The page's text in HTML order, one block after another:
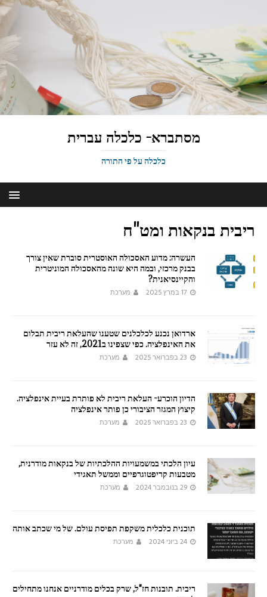
מסתברא- כלכלה עברית
כלכלה על פי התורה
ריבית בנקאות ומט"ח
העשרה: מדוע האסכולה האוסטרית סוברת שאין צורך
בבנק מרכזי, ובמה היא שונה מהאסכולה המוניטרית
והקיינסיאנית?
17 במרץ 2025 מערכת
ארדואן נכנע לכלכלנים שטענו שהעלאת ריבית תבלום
את האינפלציה. כפי שצפינו ב2021, זה לא עזר
23 בפברואר 2025 מערכת
הדיון הוכרע- העלאת ריבית לא פותרת בעיית אינפלציה.
קיצוץ המגזר הציבורי כן פותר אינפלציה
23 בפברואר 2025 מערכת
עיון הלכתי במשמעויות ההלכתיות של בנקאות מודרנית,
מטבעות קריפטוגרפיים וממשל תאגידי
29 בנובמבר 2024 מערכת
תוכנית כלכלית משקפת תפיסת עולם. של מי שכתב אותה
24 ביוני 2024 מערכת
ריבית. תובנות חז"ל, שרק בכלים מודרניים אנחנו מתחילים